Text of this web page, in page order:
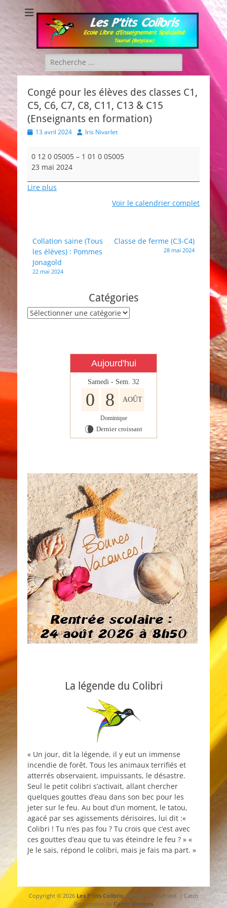
Les P'tits Colibris
Rechercher :
Congé pour les élèves des classes C1,
C5, C6, C7, C8, C11, C13 & C15
(Enseignants en formation)
Posted13 avril 2024 AuthorIris Nivarlet
Congé
pour
élèves
C6,
C7,
C8,
C11,
(Enseignants
0 12 0 05005 – 1 01 0 05005
23 mai 2024
Lire plus
Voir le calendrier complet
Navigation
de
l’article
Collation saine (Tous
les élèves) : Pommes
Jonagold
22 mai 2024
Classe de ferme (C3-C4)
28 mai 2024
Catégories
Catégories
Aujourd'hui
Samedi - Sem. 32
0 8 AOÛT
Dominique
V Dernier croissant
La légende du Colibri
« Un jour, dit la légende, il y eut un immense
incendie de forêt. Tous les animaux terrifiés et
atterrés observaient, impuissants, le désastre.
Seul le petit colibri s’activait, allant chercher
quelques gouttes d’eau dans son bec pour les
jeter sur le feu. Au bout d’un moment, le tatou,
agacé par ses agissements dérisoires, lui dit :«
Colibri ! Tu n’es pas fou ? Tu crois que c’est avec
ces gouttes d’eau que tu vas éteindre le feu ? » «
Je le sais, répond le colibri, mais je fais ma part. »
Copyright © 2026 Les P'tits Colibris. All Rights Reserved. | Catch
Responsive de Catch Themes